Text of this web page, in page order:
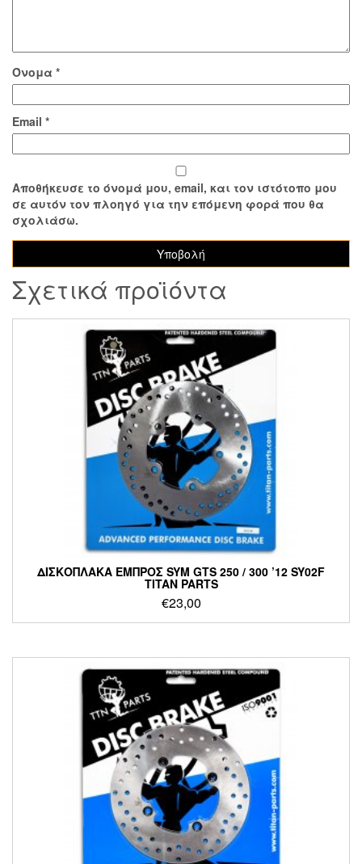
Όνομα *
Email *
Αποθήκευσε το όνομά μου, email, και τον ιστότοπο μου
σε αυτόν τον πλοηγό για την επόμενη φορά που θα
σχολιάσω.
Σχετικά προϊόντα
ΔΙΣΚΟΠΛΑΚΑ ΕΜΠΡΟΣ SYM GTS 250 / 300 ’12 SY02F
TITAN PARTS
€23,00